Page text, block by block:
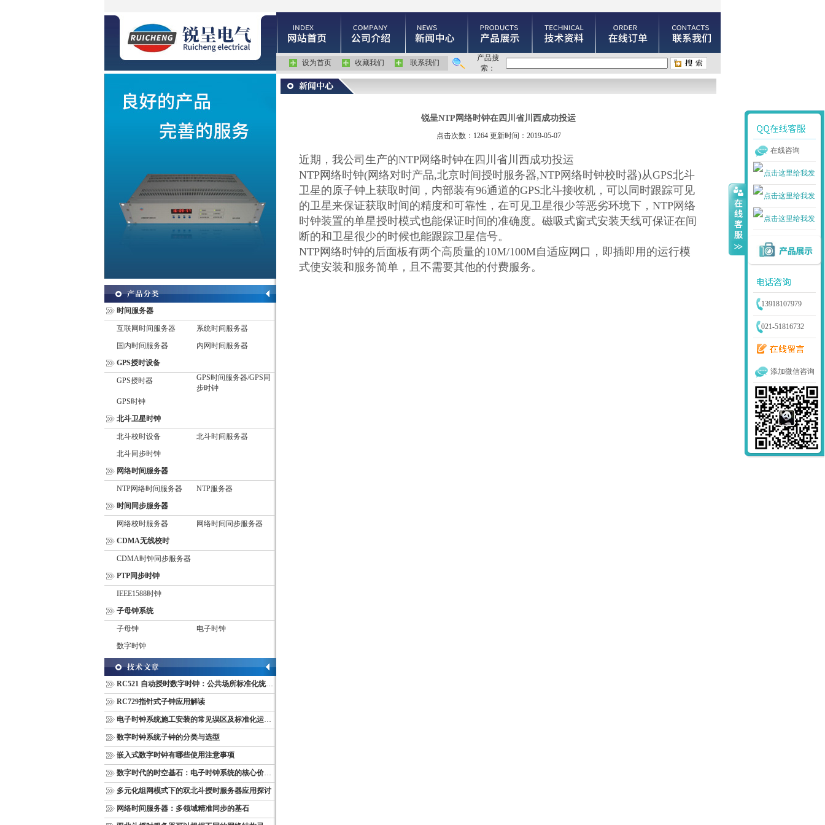
设为首页 收藏我们 联系我们
产品搜
索：
时间服务器
互联网时间服务器
系统时间服务器
国内时间服务器
内网时间服务器
GPS授时设备
GPS授时器
GPS时间服务器/GPS同
步时钟
GPS时钟
北斗卫星时钟
北斗校时设备
北斗时间服务器
北斗同步时钟
网络时间服务器
NTP网络时间服务器
NTP服务器
时间同步服务器
网络校时服务器
网络时间同步服务器
CDMA无线校时
CDMA时钟同步服务器
PTP同步时钟
IEEE1588时钟
子母钟系统
子母钟
电子时钟
数字时钟
RC521 自动授时数字时钟：公共场所标准化统一计时终端
RC729指针式子钟应用解读
电子时钟系统施工安装的常见误区及标准化运维管理规范
数字时钟系统子钟的分类与选型
嵌入式数字时钟有哪些使用注意事项
数字时代的时空基石：电子时钟系统的核心价值与多维意义
多元化组网模式下的双北斗授时服务器应用探讨
网络时间服务器：多领域精准同步的基石
锐呈NTP网络时钟在四川省川西成功投运
点击次数：1264 更新时间：2019-05-07
近期，我公司生产的NTP网络时钟在四川省川西成功投运
NTP网络时钟(网络对时产品,北京时间授时服务器,NTP网络时钟校时器)从GPS北斗
卫星的原子钟上获取时间，内部装有96通道的GPS北斗接收机，可以同时跟踪可见
的卫星来保证获取时间的精度和可靠性，在可见卫星很少等恶劣环境下， NTP网络
时钟装置的单星授时模式也能保证时间的准确度。磁吸式窗式安装天线可保证在间
断的和卫星很少的时候也能跟踪卫星信号。
NTP网络时钟的后面板有两个高质量的10M/100M自适应网口，即插即用的运行模
式使安装和服务简单，且不需要其他的付费服务。
在线咨询
13918107979
021-51816732
添加微信咨询